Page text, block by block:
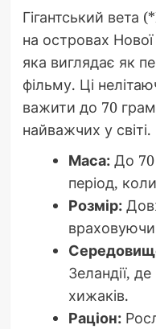
Гігантський
на островах
яка виглядає як
фільму. Ці
важити до 70
найважчих у світі.
Маса:До 70
період,
Розмір:
враховуючи
Зеландії,
хижаків.
Раціон: